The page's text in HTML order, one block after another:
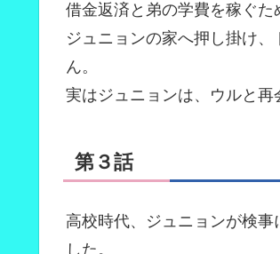
借金返済と弟の学費を稼ぐた
ジュニョンの家へ押し掛け
ん。
実はジュニョンは、ウルと再
第３話
高校時代、ジュニョンが検
した。